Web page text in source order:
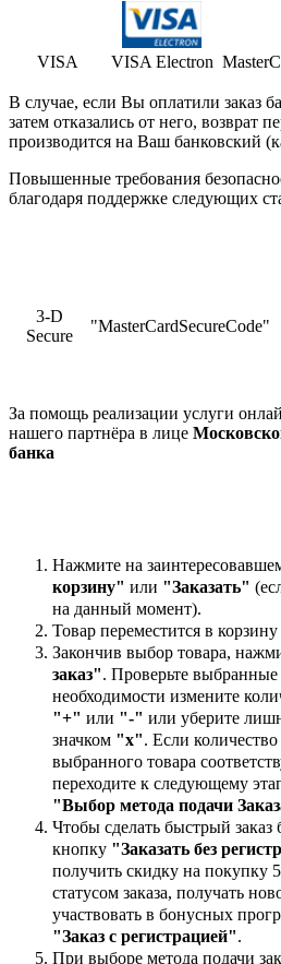
VISA VISA Electron
В случае, если Вы оплатили заказ
затем отказались от него, возврат
производится на Ваш банковский
Повышенные требования
благодаря поддержке следующих
3-D
Secure
"MasterCardSecureCode"
За помощь реализации услуги
нашего партнёра в лице
банка
Нажмите на
корзину" или "Заказать"
на данный момент).
Товар переместится в
Закончив выбор товара,
заказ". Проверьте
необходимости измените
"+" или "-" или уберите
значком "х". Если
выбранного товара
переходите к следующему
"Выбор метода подачи
Чтобы сделать быстрый заказ
кнопку "Заказать без
получить скидку на покупку
статусом заказа, получать
участвовать в бонусных
"Заказ с регистрацией".
При выборе метода подачи